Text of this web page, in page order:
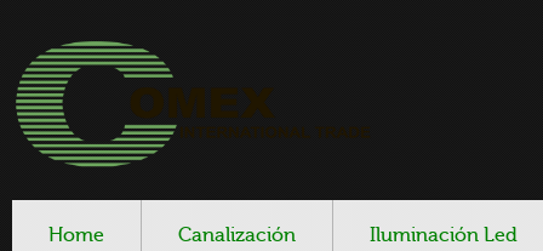
Home Canalización Iluminación Led